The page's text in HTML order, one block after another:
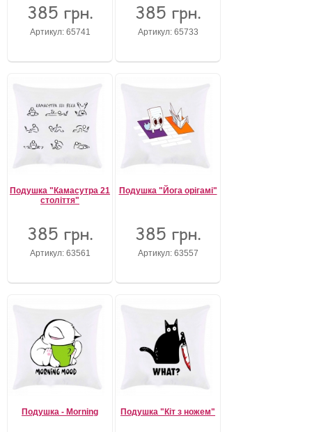
385 грн.
Артикул: 65741
385 грн.
Артикул: 65733
Подушка "Камасутра 21
століття"
385 грн.
Артикул: 63561
Подушка "Йога орігамі"
385 грн.
Артикул: 63557
Подушка - Morning Подушка "Кіт з ножем"